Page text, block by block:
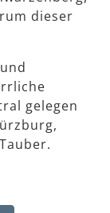
dieser
gelegen